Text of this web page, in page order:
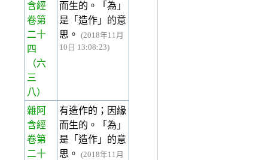
含經
卷第
二十
四
（六
三
八）
而生的。「為」
是「造作」的意
思。
(2018年11月
10日 13:08:23)
雜阿
含經
卷第
二十
有造作的；因緣
而生的。「為」
是「造作」的意
思。
(2018年11月